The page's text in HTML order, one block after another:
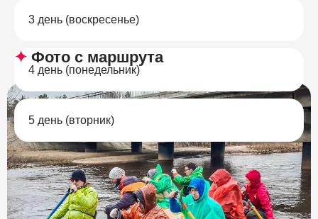
3 день (воскресенье)
4 день (понедельник)
5 день (вторник)
✦ Фото с маршрута